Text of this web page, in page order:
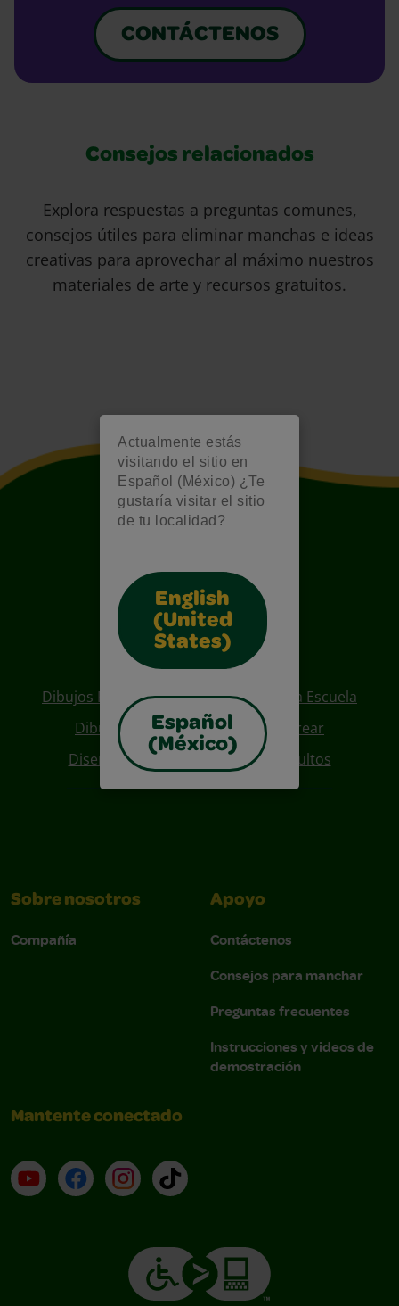
Actualmente estás
visitando el sitio en
Español (México) ¿Te
gustaría visitar el sitio
de tu localidad?
English
(United
States)
Español
(México)
CONTÁCTENOS
Consejos relacionados
Explora respuestas a preguntas comunes,
consejos útiles para eliminar manchas e ideas
creativas para aprovechar al máximo nuestros
materiales de arte y recursos gratuitos.
Also of Interest
Dibujos Para Colorear De Regreso A La Escuela
Dibujos De Personajes Para Colorear
Diseños Para Coloreables Para Adultos
Sobre nosotros
Compañía
Apoyo
Contáctenos
Consejos para manchar
Preguntas frecuentes
Instrucciones y videos de
demostración
Mantente conectado
YouTube (en inglés)
Facebook (en inglés)
Instagram (en inglés)
TikTok